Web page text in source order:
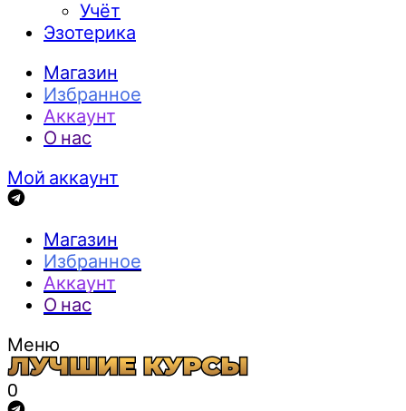
Учёт
Эзотерика
Магазин
Избранное
Аккаунт
О нас
Мой аккаунт
Магазин
Избранное
Аккаунт
О нас
Меню
0